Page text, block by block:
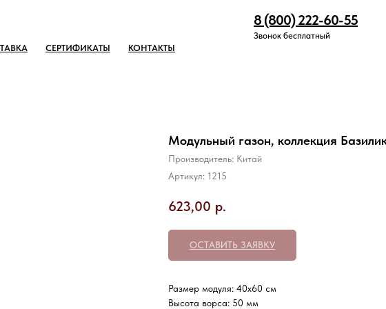
8 (800) 222-60-55
СЕРТИФИКАТЫ КОНТАКТЫ
Звонок бесплатный
Модульный газон, коллекция
Производитель: Китай
Артикул: 1215
623,00 р.
ОСТАВИТЬ ЗАЯВКУ
Размер модуля: 40х60 см
Высота ворса: 50 мм